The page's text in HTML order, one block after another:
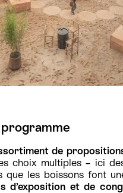
de
choix multiples – ici
que les boissons font
d’exposition et de